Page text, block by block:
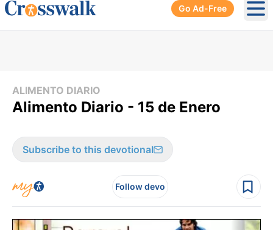
Go Ad-Free
ALIMENTO DIARIO
Alimento Diario - 15 de Enero
Subscribe to this devotional
Follow devo